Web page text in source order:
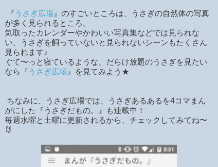
『 うさぎ広場』のすごいところは、うさぎの自然体の写真
が多く見られるところ。
気取ったカレンダーやかわいい写真集などでは見られな
い、うさぎを飼っていないと見られないシーンもたくさん
見られます♪
ぐて〜っと寝ているような、だらけ放題のうさぎを見たい
なら『 うさぎ広場』を見てみよう★
ちなみに、うさぎ広場では、うさぎあるあるを4コマまん
がにした『うさぎだもの。』も連載中！
毎週水曜と土曜に更新されるから、チェックしてみてね〜
🐰